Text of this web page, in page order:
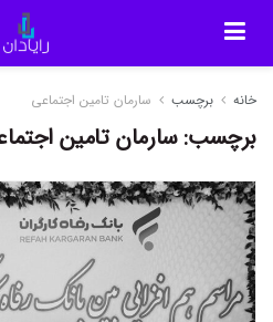
خانه برچسب سارمان تامین اجتماعی
برچسب:سارمان تامین